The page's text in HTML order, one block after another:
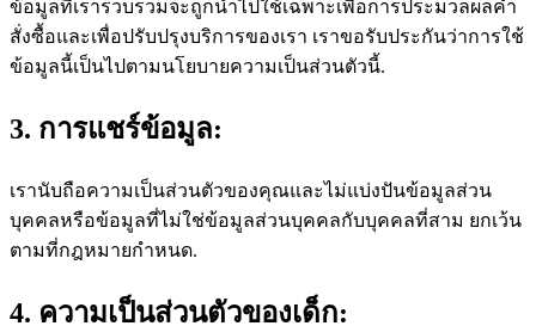
ข้อมูลที่เรารวบรวมจะถูกนำไปใช้เฉพาะเพื่อการประมวลผลคำ
สั่งซื้อและเพื่อปรับปรุงบริการของเรา เราขอรับประกันว่าการใช้
ข้อมูลนี้เป็นไปตามนโยบายความเป็นส่วนตัวนี้.
3. การแชร์ข้อมูล:
เรานับถือความเป็นส่วนตัวของคุณและไม่แบ่งปันข้อมูลส่วน
บุคคลหรือข้อมูลที่ไม่ใช่ข้อมูลส่วนบุคคลกับบุคคลที่สาม ยกเว้น
ตามที่กฎหมายกำหนด.
4. ความเป็นส่วนตัวของเด็ก: